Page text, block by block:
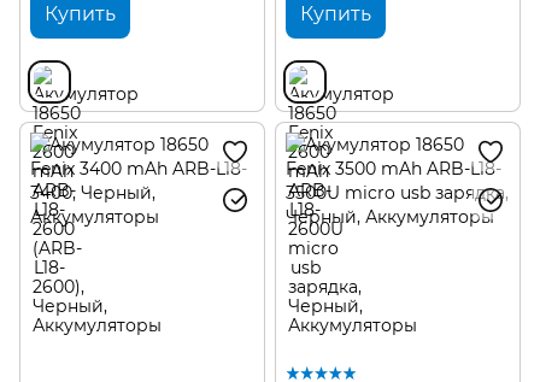
Купить Купить